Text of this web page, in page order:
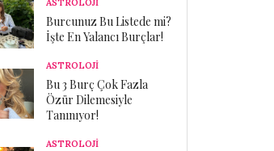
Burcunuz Bu Listede mi?
İşte En Yalancı Burçlar!
ASTROLOJİ
Bu 3 Burç Çok Fazla
Özür Dilemesiyle
Tanınıyor!
ASTROLOJİ